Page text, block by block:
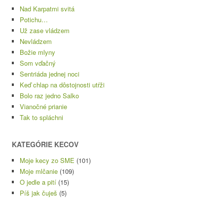
Nad Karpatmi svitá
Potichu…
Už zase vládzem
Nevládzem
Božie mlyny
Som vďačný
Sentriáda jednej noci
Keď chlap na dôstojnosti utŕži
Bolo raz jedno Salko
Vianočné prianie
Tak to spláchni
KATEGÓRIE KECOV
Moje kecy zo SME (101)
Moje mlčanie (109)
O jedle a pití (15)
Píš jak čuješ (5)